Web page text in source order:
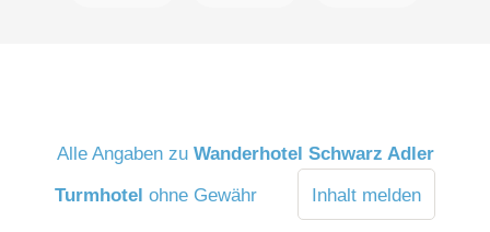
Alle Angaben zu Wanderhotel Schwarz Adler
Turmhotel ohne Gewähr Inhalt melden